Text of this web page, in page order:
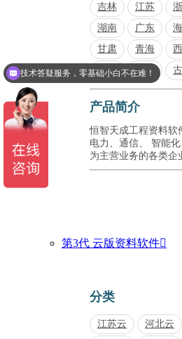
吉林
江苏
湖南
广东
甘肃
青海
内蒙
福建
产品简介
恒智天成工程资料软
电力、通信、 智能
为主营业务的各类企
第3代 云版资料软件
分类
江苏云 河北云
技术答疑服务，零基础小白不在难！
点击我可以了解购买详情